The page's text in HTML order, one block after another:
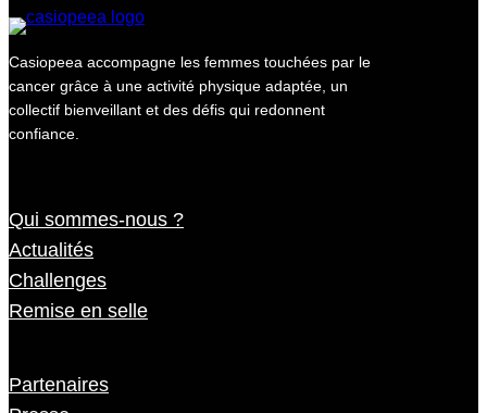
Casiopeea accompagne les femmes touchées par le
cancer grâce à une activité physique adaptée, un
collectif bienveillant et des défis qui redonnent
confiance.
Qui sommes-nous ?
Actualités
Challenges
Remise en selle
Partenaires